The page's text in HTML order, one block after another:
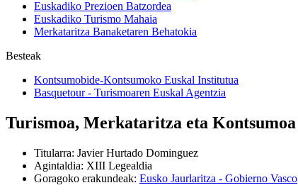
Euskadiko Prezioen Batzordea
Euskadiko Turismo Mahaia
Merkataritza Banaketaren Behatokia
Besteak
Kontsumobide-Kontsumoko Euskal Institutua
Basquetour - Turismoaren Euskal Agentzia
Turismoa, Merkataritza eta Kontsumoa
Titularra: Javier Hurtado Dominguez
Agintaldia: XIII Legealdia
Goragoko erakundeak: Eusko Jaurlaritza - Gobierno Vasco